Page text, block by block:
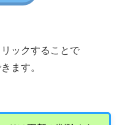
ックすることで
ます。